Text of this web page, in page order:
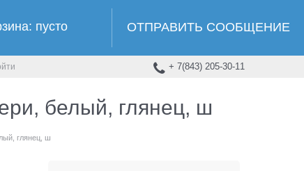
пусто ОТПРАВИТЬ СООБЩЕНИЕ
+ 7(843) 205-30-11
белый, глянец, ш
глянец, ш